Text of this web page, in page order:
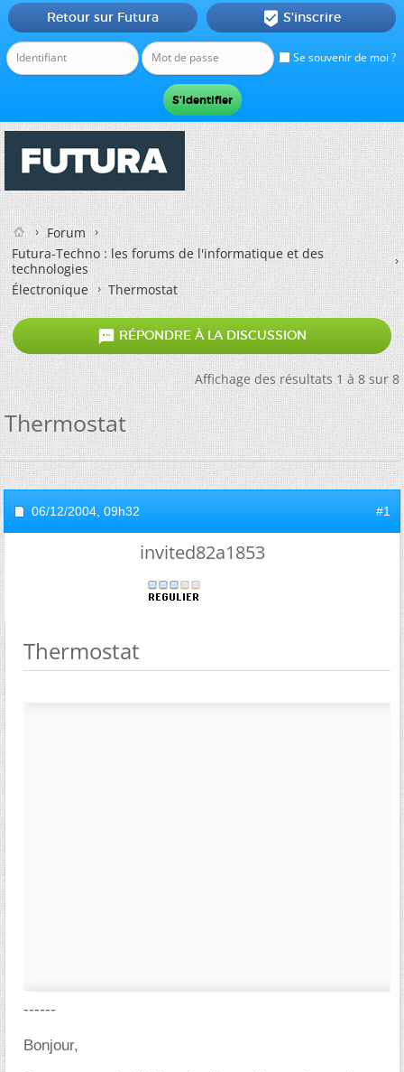
Se souvenir de moi ?
Retour sur Futura  S'inscrire
Forum
Futura-Techno : les forums de l'informatique et des
technologies
Électronique
Thermostat
 RÉPONDRE À LA DISCUSSION
Affichage des résultats 1 à 8 sur 8
Thermostat
06/12/2004, 09h32 #1
invited82a1853
Thermostat
------
Bonjour,